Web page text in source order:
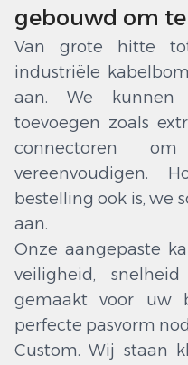
gebouwd om
Van grote hitte
industriële
aan. We kunnen
toevoegen zoals
connectoren
bestelling ook is, we
aan.
Onze aangepaste
veiligheid,
gemaakt voor uw
perfecte pasvorm
Custom. Wij staan